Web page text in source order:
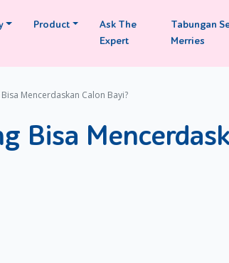
Product
Ask The
Expert
Tabungan
Merries
Mencerdaskan Calon Bayi?
Bisa